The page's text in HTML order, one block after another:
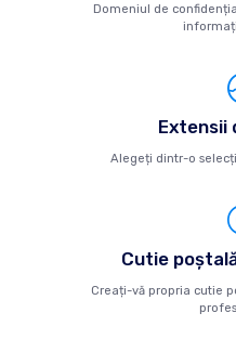
Domeniul de
Extensii
Alegeți dintr-o
Cutie
Creați-vă propria cutie